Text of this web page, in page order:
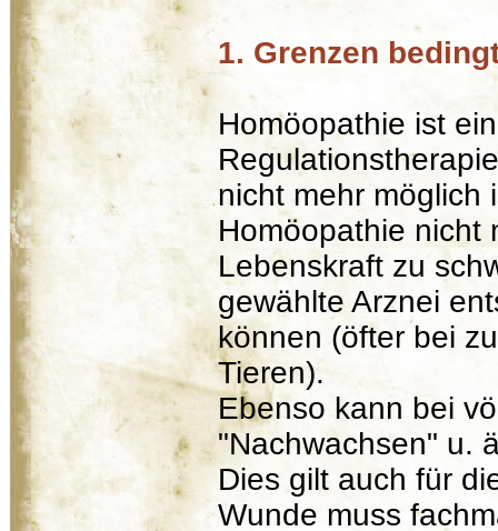
1. Grenzen
Homöopathie ist
nicht mehr möglich
Homöopathie nicht
Lebenskraft zu
gewählte Arznei
können (öfter bei
Tieren).
Ebenso kann bei
"Nachwachsen" u.
Dies gilt auch für
Wunde muss